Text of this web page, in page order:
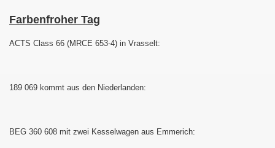
Farbenfroher Tag
ACTS Class 66 (MRCE 653-4) in Vrasselt:
189 069 kommt aus den Niederlanden:
BEG 360 608 mit zwei Kesselwagen aus Emmerich: